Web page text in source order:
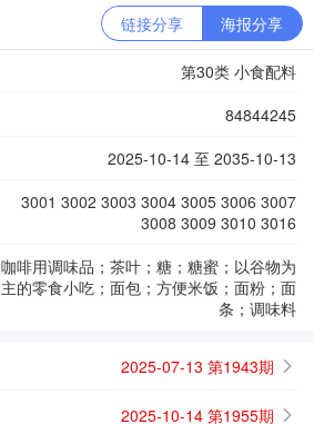
链接分享 海报分享
第30类 小食配料
84844245
2025-10-14 至 2035-10-13
3001 3002 3003 3004 3005 3006 3007
3008 3009 3010 3016
咖啡用调味品；茶叶；糖；糖蜜；以谷物为
主的零食小吃；面包；方便米饭；面粉；面
条；调味料
2025-07-13 第1943期
2025-10-14 第1955期